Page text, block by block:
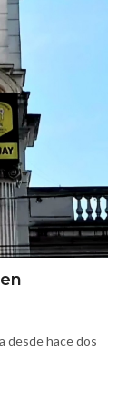
desde hace dos